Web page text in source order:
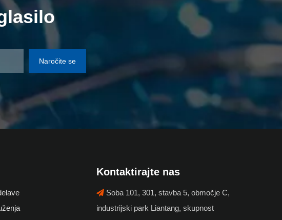
Naročite se
Kontaktirajte nas
 Soba 101, 301, stavba 5, območje C,
industrijski park Liantang, skupnost